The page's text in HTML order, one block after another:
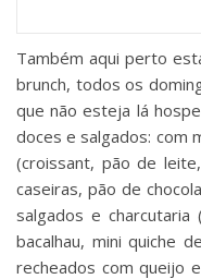
Também aqui perto
brunch, todos os
que não esteja lá
doces e salgados: com
(croissant, pão de
caseiras, pão de
salgados e
bacalhau, mini quiche
recheados com queijo